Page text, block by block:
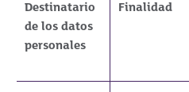
Destinatario
de los datos
personales
Finalidad